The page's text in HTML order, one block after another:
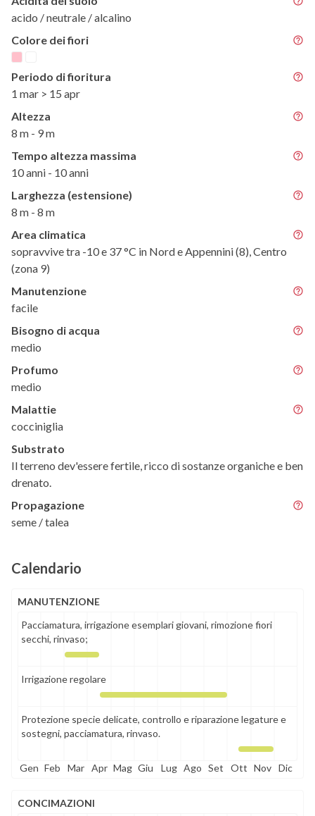
acido / neutrale / alcalino
Colore dei fiori
Periodo di fioritura
1 mar > 15 apr
Altezza
8 m - 9 m
Tempo altezza massima
10 anni - 10 anni
Larghezza (estensione)
8 m - 8 m
Area climatica
sopravvive tra -10 e 37 °C in Nord e Appennini (8), Centro
(zona 9)
Manutenzione
facile
Bisogno di acqua
medio
Profumo
medio
Malattie
cocciniglia
Substrato
Il terreno dev'essere fertile, ricco di sostanze organiche e ben
drenato.
Propagazione
seme / talea
Calendario
MANUTENZIONE
Pacciamatura, irrigazione esemplari giovani, rimozione fiori
secchi, rinvaso;
Irrigazione regolare
Protezione specie delicate, controllo e riparazione legature e
sostegni, pacciamatura, rinvaso.
Gen Feb Mar Apr Mag Giu Lug Ago Set Ott Nov Dic
CONCIMAZIONI